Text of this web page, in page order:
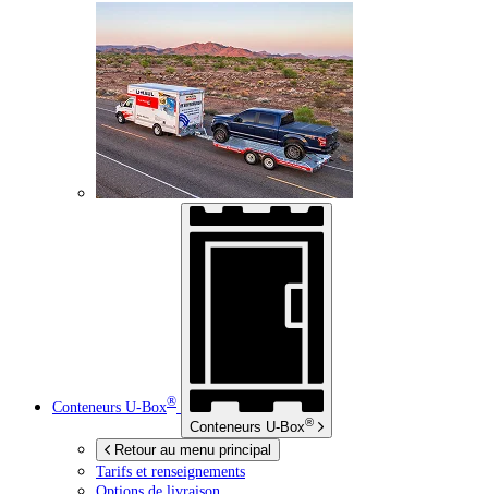
Conteneurs U-Box®
Conteneurs U-Box®
Retour au menu principal
Tarifs et renseignements
Options de livraison